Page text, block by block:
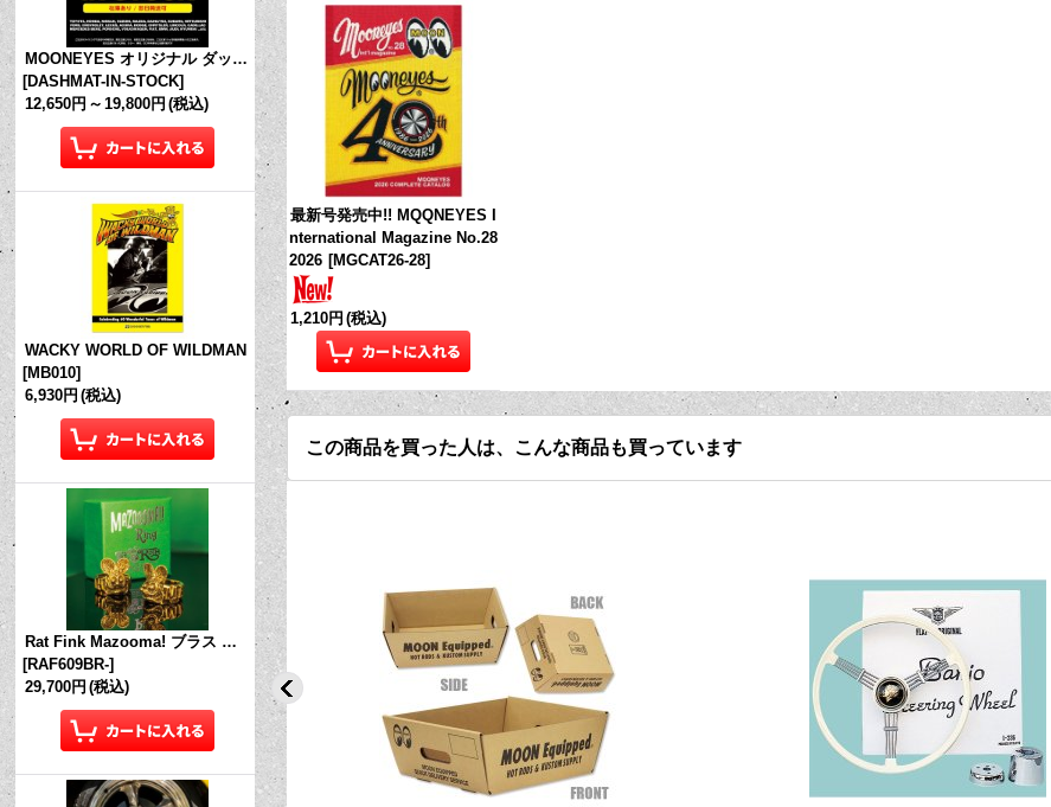
MOONEYES オリジナル ダッシュマット (in Stock!)
[DASHMAT-IN-STOCK]
12,650円 ～ 19,800円 (税込)
WACKY WORLD OF WILDMAN
[MB010]
6,930円 (税込)
Rat Fink Mazooma! ブラス リング
[RAF609BR-]
29,700円 (税込)
最新号発売中!! MQQNEYES I
nternational Magazine No.28
2026 [MGCAT26-28]
1,210円 (税込)
この商品を買った人は、こんな商品も買っています